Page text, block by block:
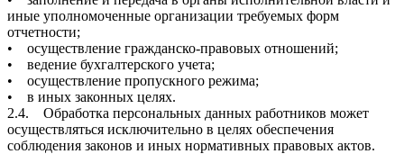
иные уполномоченные организации требуемых форм
отчетности;
• осуществление гражданско-правовых отношений;
• ведение бухгалтерского учета;
• осуществление пропускного режима;
• в иных законных целях.
2.4. Обработка персональных данных работников может
осуществляться исключительно в целях обеспечения
соблюдения законов и иных нормативных правовых актов.